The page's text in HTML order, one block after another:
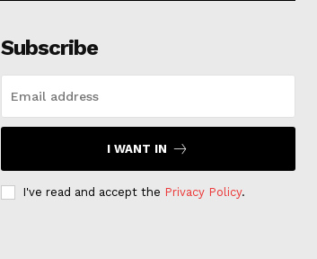
Subscribe
I WANT IN
I've read and accept the Privacy Policy.